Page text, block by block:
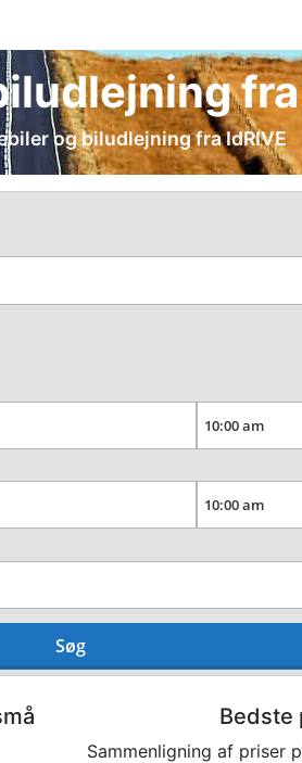
fra
og biludlejning fra IdRIVE
Søg
Bedste
Sammenligning af priser